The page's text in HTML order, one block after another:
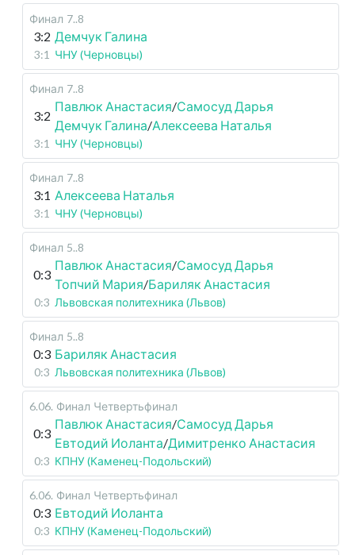
Финал 7..8
3:2 Демчук Галина
3:1 ЧНУ (Черновцы)
Финал 7..8
3:2
Павлюк Анастасия/Самосуд Дарья
Демчук Галина/Алексеева Наталья
3:1 ЧНУ (Черновцы)
Финал 7..8
3:1 Алексеева Наталья
3:1 ЧНУ (Черновцы)
Финал 5..8
0:3
Павлюк Анастасия/Самосуд Дарья
Топчий Мария/Бариляк Анастасия
0:3 Львовская политехника (Львов)
Финал 5..8
0:3 Бариляк Анастасия
0:3 Львовская политехника (Львов)
6.06. Финал Четвертьфинал
0:3
Павлюк Анастасия/Самосуд Дарья
Евтодий Иоланта/Димитренко Анастасия
0:3 КПНУ (Каменец-Подольский)
6.06. Финал Четвертьфинал
0:3 Евтодий Иоланта
0:3 КПНУ (Каменец-Подольский)